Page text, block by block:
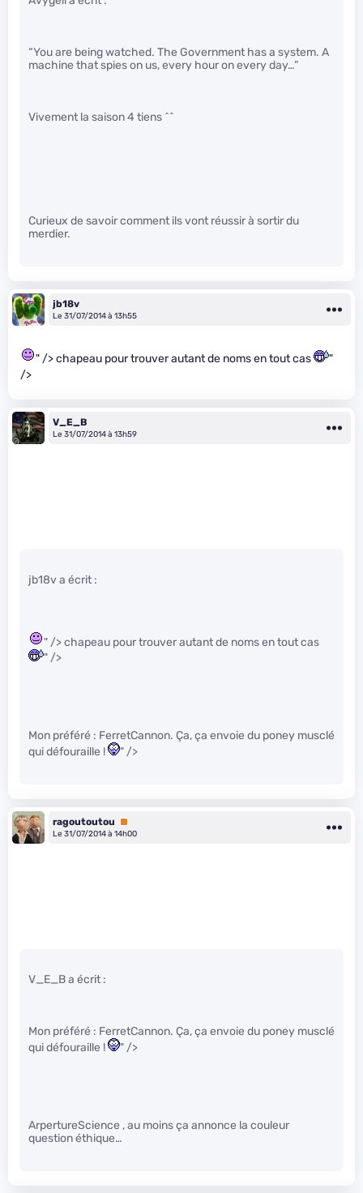
“You are being watched. The Government has a system. A
machine that spies on us, every hour on every day…”
Vivement la saison 4 tiens ^^
Curieux de savoir comment ils vont réussir à sortir du
merdier.
jb18v
Le 31/07/2014 à 13h55
" /> chapeau pour trouver autant de noms en tout cas
"
/>
V_E_B
Le 31/07/2014 à 13h59
jb18v a écrit :
" /> chapeau pour trouver autant de noms en tout cas
" />
Mon préféré : FerretCannon. Ça, ça envoie du poney musclé
qui défouraille !
" />
ragoutoutou
Premium
Le 31/07/2014 à 14h00
V_E_B a écrit :
Mon préféré : FerretCannon. Ça, ça envoie du poney musclé
qui défouraille !
" />
ArpertureScience , au moins ça annonce la couleur
question éthique…